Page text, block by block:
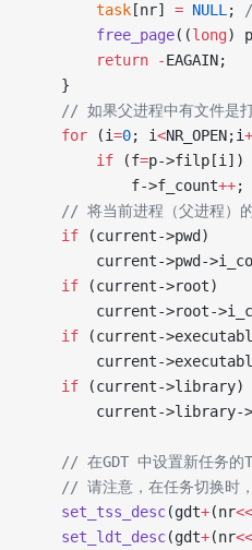
        task
[nr] = NULL ;
        free_page
((long)
        return
-EAGAIN;
    }
// 如果父进程中有文件是
    for
(i=0; i<NR_OPEN;i
        if
(f=p->filp[i])
            f->f_count
++;
// 将当前进程（父进程
    if
(current->pwd)
current->pwd-
    if
(current->root)
current->root-
    if
(current-
current-
    if
(current->library)
current->library-
// 在GDT 中设置新任务的
// 请注意，在任务切换时
    set_tss_desc
(gdt+(nr<<
    set_ldt_desc
(gdt+(nr<<